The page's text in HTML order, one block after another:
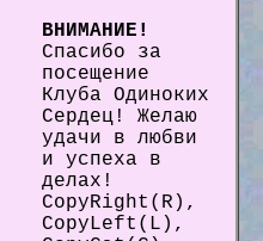
ВНИМАНИЕ!
Спасибо за
посещение
Клуба Одиноких
Сердец! Желаю
удачи в любви
и успеха в
делах!
CopyRight(R),
CopyLeft(L),